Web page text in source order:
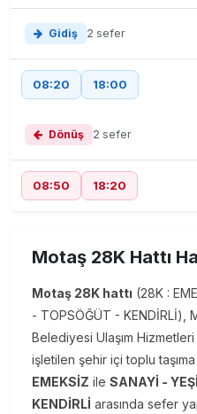
Gidiş 2 sefer
08:20 18:00
Dönüş 2 sefer
08:50 18:20
Motaş 28K Hattı
Motaş 28K hattı (28K :
- TOPSÖĞÜT - KENDİRLİ),
Belediyesi Ulaşım Hizmetleri
işletilen şehir içi toplu
EMEKSİZ ile SANAYİ -
KENDİRLİ arasında sefer